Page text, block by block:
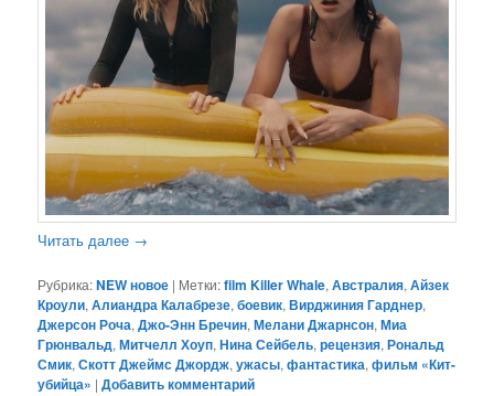
Читать далее →
Рубрика:NEW новое | Метки:film Killer Whale,Австралия,Айзек
Кроули,Алиандра Калабрезе,боевик,Вирджиния Гарднер,
Джерсон Роча,Джо-Энн Бречин,Мелани Джарнсон,Миа
Грюнвальд,Митчелл Хоуп,Нина Сейбель,рецензия,Рональд
Смик,Скотт Джеймс Джордж,ужасы,фантастика,фильм «Кит-
убийца» |Добавить комментарий